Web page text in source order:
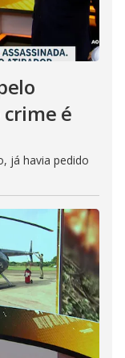
é
já havia pedido